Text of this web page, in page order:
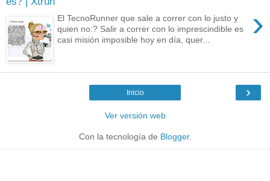
›
El TecnoRunner que sale a correr con lo justo y
quien no:? Salir a correr con lo imprescindible es
casi misión imposible hoy en día, quer...
›
Inicio
Ver versión web
Con la tecnología de Blogger.